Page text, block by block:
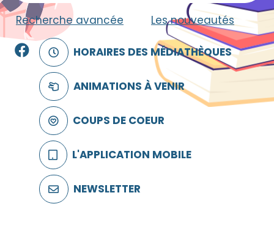
FacebookHORAIRES DES MÉDIATHÈQUES
ANIMATIONS À VENIR
COUPS DE COEUR
L'APPLICATION MOBILE
NEWSLETTER
Recherche avancée Les nouveautés